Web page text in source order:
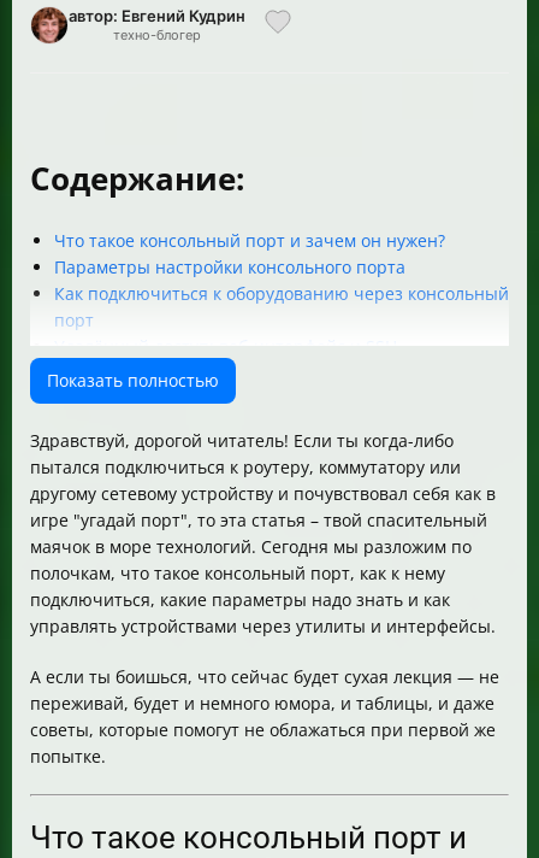
автор: Евгений Кудрин
техно-блогер
Содержание:
Что такое консольный порт и зачем он нужен?
Параметры настройки консольного порта
Как подключиться к оборудованию через консольный
порт
Первоначальная настройка коммутаторов через CLI и
WEB
Показать полностью
Здравствуй, дорогой читатель! Если ты когда-либо
пытался подключиться к роутеру, коммутатору или
другому сетевому устройству и почувствовал себя как в
игре "угадай порт", то эта статья – твой спасительный
маячок в море технологий. Сегодня мы разложим по
полочкам, что такое консольный порт, как к нему
подключиться, какие параметры надо знать и как
управлять устройствами через утилиты и интерфейсы.
А если ты боишься, что сейчас будет сухая лекция — не
переживай, будет и немного юмора, и таблицы, и даже
советы, которые помогут не облажаться при первой же
попытке.
Что такое консольный порт и